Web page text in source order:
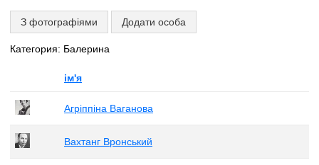
З фотографіями Додати особа
Категория: Балерина
ім'я
Агріппіна Ваганова
Вахтанг Вронський